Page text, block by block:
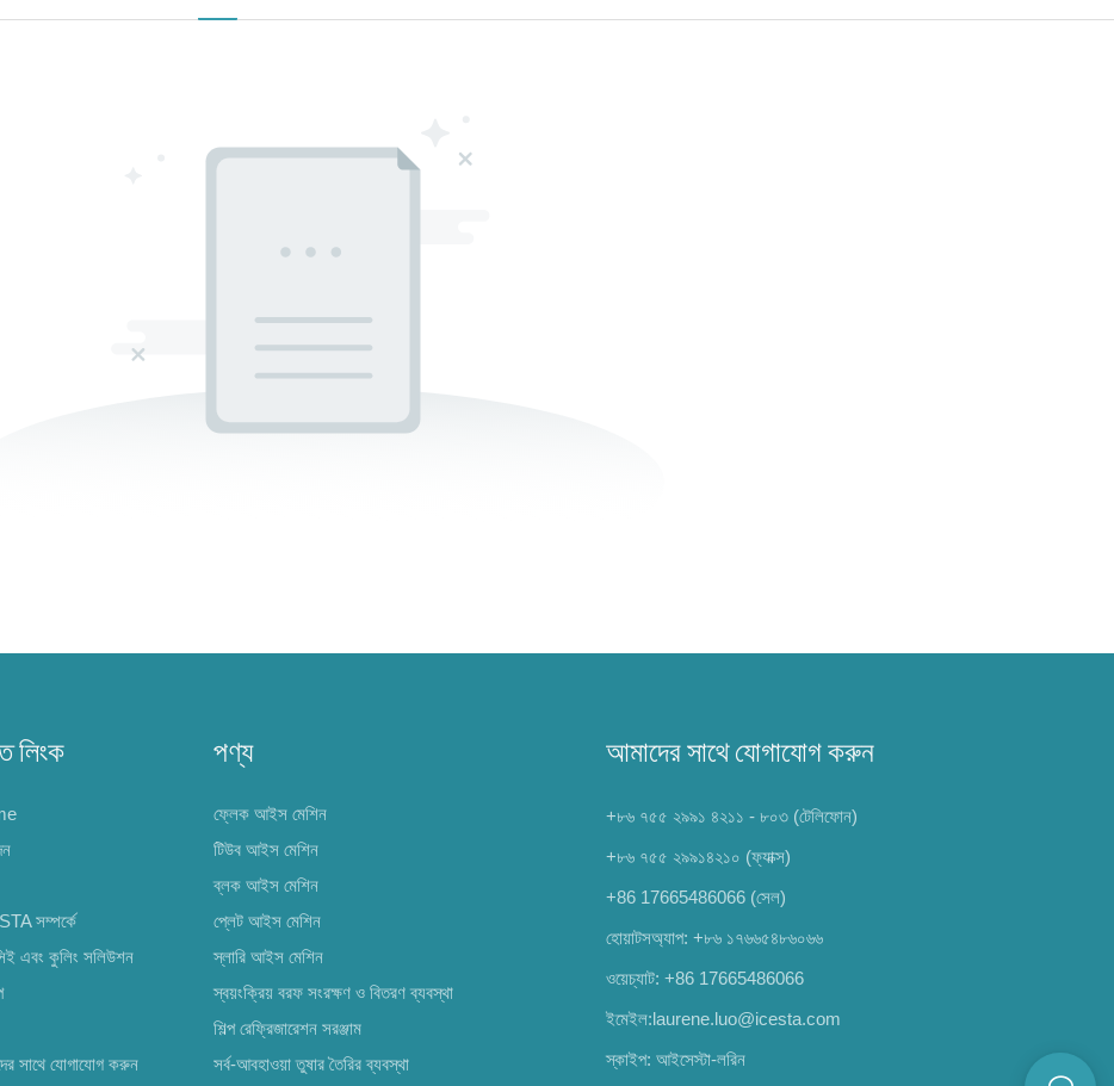
লিংক
সম্পর্কে
এবং কুলিং সলিউশন
সাথে যোগাযোগ করুন
পণ্য
ফ্লেক আইস মেশিন
টিউব আইস মেশিন
ব্লক আইস মেশিন
প্লেট আইস মেশিন
স্লারি আইস মেশিন
স্বয়ংক্রিয় বরফ সংরক্ষণ ও বিতরণ ব্যবস্থা
শিল্প রেফ্রিজারেশন সরঞ্জাম
সর্ব-আবহাওয়া তুষার তৈরির ব্যবস্থা
আমাদের সাথে যোগাযোগ করুন
+৮৬ ৭৫৫ ২৯৯১ ৪২১১ - ৮০৩ (টেলিফোন)
+৮৬ ৭৫৫ ২৯৯১৪২১০ (ফ্যাক্স)
+86 17665486066 (সেল)
হোয়াটসঅ্যাপ: +৮৬ ১৭৬৬৫৪৮৬০৬৬
ওয়েচ্যাট: +86 17665486066
ইমেইল:laurene.luo@icesta.com
স্কাইপ: আইসেস্টা-লরিন